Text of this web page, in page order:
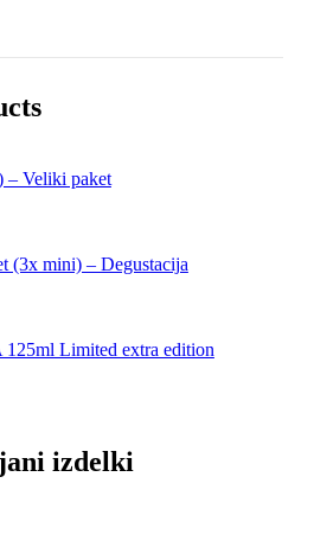
– Veliki paket
(3x mini) – Degustacija
Limited extra edition
izdelki